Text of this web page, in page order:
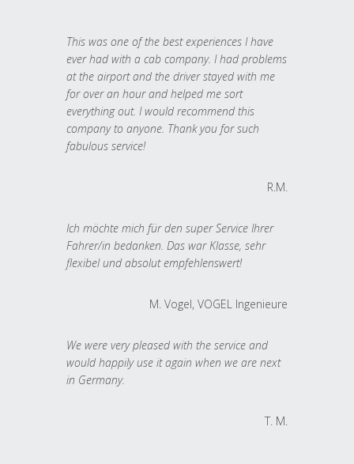
This was one of the best experiences I have
ever had with a cab company. I had problems
at the airport and the driver stayed with me
for over an hour and helped me sort
everything out. I would recommend this
company to anyone. Thank you for such
fabulous service!
R.M.
Ich möchte mich für den super Service Ihrer
Fahrer/in bedanken. Das war Klasse, sehr
flexibel und absolut empfehlenswert!
M. Vogel, VOGEL Ingenieure
We were very pleased with the service and
would happily use it again when we are next
in Germany.
T. M.